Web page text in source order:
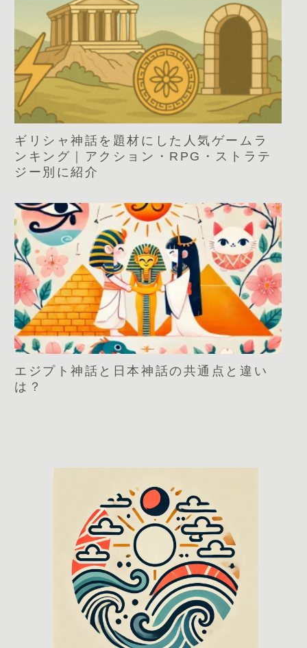
ギリシャ神話を題材にした人気ゲームラ
ンキング｜アクション・RPG・ストラテ
ジー別に紹介
エジプト神話と日本神話の共通点と違い
は？